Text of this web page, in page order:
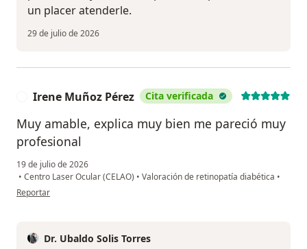
un placer atenderle.
29 de julio de 2026
Irene Muñoz Pérez Cita verificada
Muy amable, explica muy bien me pareció muy
profesional
19 de julio de 2026
• Centro Laser Ocular (CELAO) • Valoración de retinopatía diabética •
en opinión del usuario Irene Muñoz Pérez
Reportar
Dr. Ubaldo Solis Torres